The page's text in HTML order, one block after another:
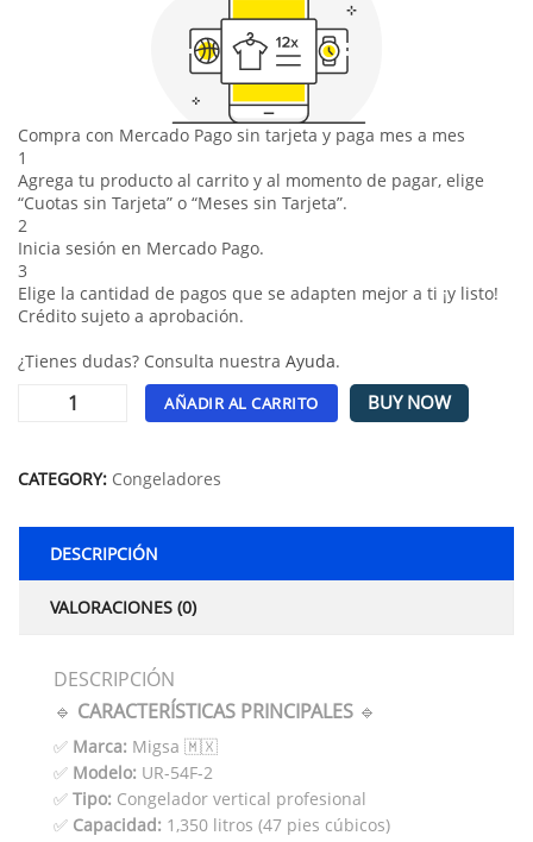
Compra con Mercado Pago sin tarjeta y paga mes a mes
1
Agrega tu producto al carrito y al momento de pagar, elige
“Cuotas sin Tarjeta” o “Meses sin Tarjeta”.
2
Inicia sesión en Mercado Pago.
3
Elige la cantidad de pagos que se adapten mejor a ti ¡y listo!
Crédito sujeto a aprobación.
¿Tienes dudas? Consulta nuestra Ayuda.
AÑADIR AL CARRITO BUY NOW
CATEGORY: Congeladores
DESCRIPCIÓN
VALORACIONES (0)
DESCRIPCIÓN
🔹 CARACTERÍSTICAS PRINCIPALES 🔹
✅ Marca: Migsa 🇲🇽
✅ Modelo: UR-54F-2
✅ Tipo: Congelador vertical profesional
✅ Capacidad: 1,350 litros (47 pies cúbicos)